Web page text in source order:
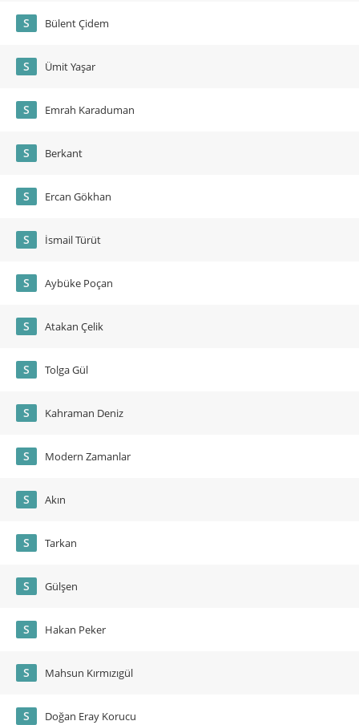
S Bülent Çidem
S Ümit Yaşar
S Emrah Karaduman
S Berkant
S Ercan Gökhan
S İsmail Türüt
S Aybüke Poçan
S Atakan Çelik
S Tolga Gül
S Kahraman Deniz
S Modern Zamanlar
S Akın
S Tarkan
S Gülşen
S Hakan Peker
S Mahsun Kırmızıgül
S Doğan Eray Korucu